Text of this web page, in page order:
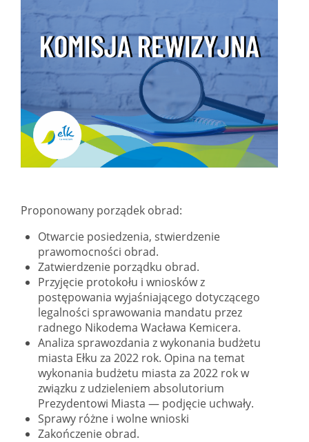
Proponowany porządek obrad:
Otwarcie posiedzenia, stwierdzenie
prawomocności obrad.
Zatwierdzenie porządku obrad.
Przyjęcie protokołu i wniosków z
postępowania wyjaśniającego dotyczącego
legalności sprawowania mandatu przez
radnego Nikodema Wacława Kemicera.
Analiza sprawozdania z wykonania budżetu
miasta Ełku za 2022 rok. Opina na temat
wykonania budżetu miasta za 2022 rok w
związku z udzieleniem absolutorium
Prezydentowi Miasta — podjęcie uchwały.
Sprawy różne i wolne wnioski
Zakończenie obrad.